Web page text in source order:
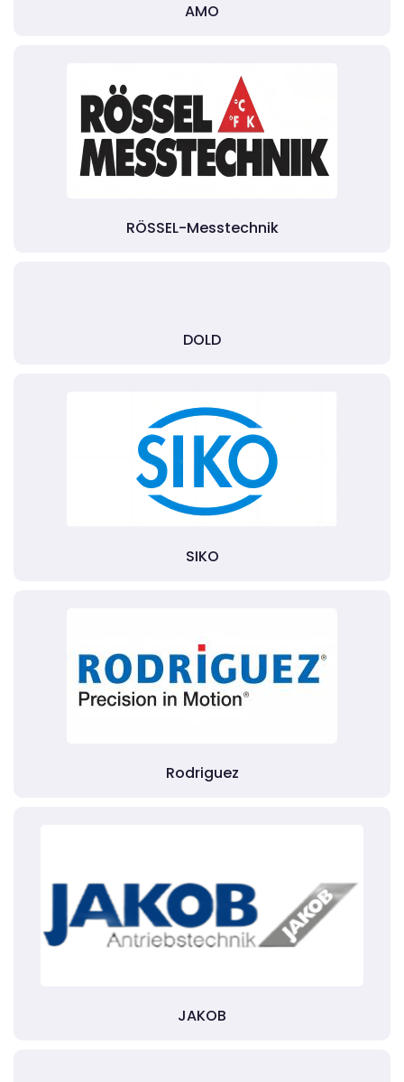
AMO
RÖSSEL-Messtechnik
DOLD
SIKO
Rodriguez
JAKOB